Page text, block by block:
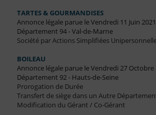
TARTES & GOURMANDISES
Annonce légale parue le Vendredi 11 Juin 2021
Département 94 - Val-de-Marne
Société par Actions Simplifiées Unipersonnelle
BOILEAU
Annonce légale parue le Vendredi 27 Octobre
Département 92 - Hauts-de-Seine
Prorogation de Durée
Transfert de siège dans un Autre
Modification du Gérant / Co-Gérant